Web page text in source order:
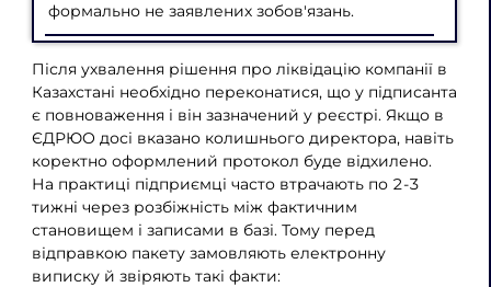
формально не заявлених зобов'язань.
Після ухвалення рішення про ліквідацію компанії в
Казахстані необхідно переконатися, що у підписанта
є повноваження і він зазначений у реєстрі. Якщо в
ЄДРЮО досі вказано колишнього директора, навіть
коректно оформлений протокол буде відхилено.
На практиці підприємці часто втрачають по 2-3
тижні через розбіжність між фактичним
становищем і записами в базі. Тому перед
відправкою пакету замовляють електронну
виписку й звіряють такі факти: